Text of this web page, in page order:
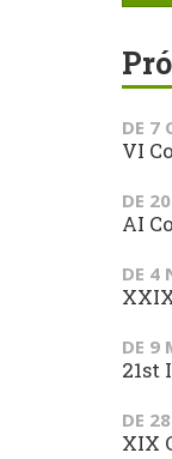
DE 7
VI
DE
AI
DE 4
DE 9
21st
DE
XIX